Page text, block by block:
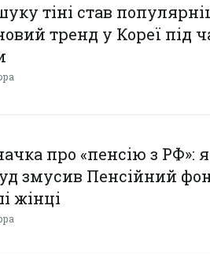
тіні став
тренд у Кореї під
про «пенсію з РФ»:
змусив Пенсійний
жінці